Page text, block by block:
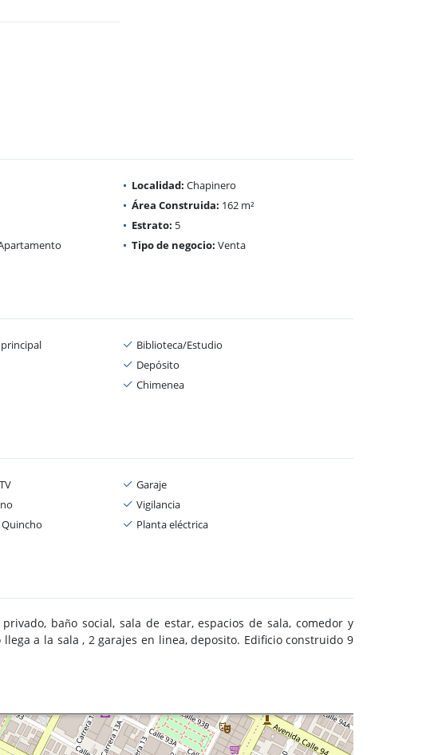
Localidad: Chapinero
Área Construida: 162 m²
Estrato: 5
Tipo de negocio: Venta
Biblioteca/Estudio
Depósito
Chimenea
Garaje
Vigilancia
Planta eléctrica
privado, baño social, sala de estar, espacios de sala, comedor y
a la sala , 2 garajes en linea, deposito. Edificio construido 9